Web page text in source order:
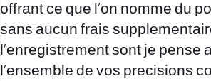
offrant ce que l’on nomme du
sans aucun frais
l’enregistrement sont je pense
l’ensemble de vos precisions